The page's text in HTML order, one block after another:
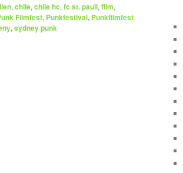
, chile, chile hc, fc st. pauli, film,
Filmfest, Punkfestival, Punkfilmfest
, sydney punk